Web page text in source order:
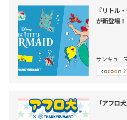
『リトル
が新登場！
サンキュー
「アフロ